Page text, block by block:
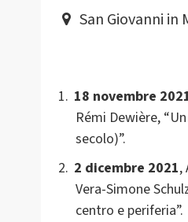
San Giovanni in
18 novembre
Rémi Dewière,
secolo)”.
2 dicembre 2021,
Vera-Simone
centro e periferia”.